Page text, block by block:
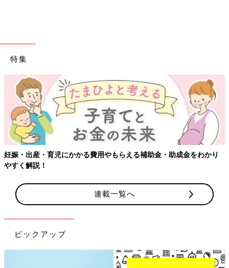
特集
をわかり
【ワクチン接種できるものも】妊婦の感染症対策、知
連載一覧へ
ピックアップ